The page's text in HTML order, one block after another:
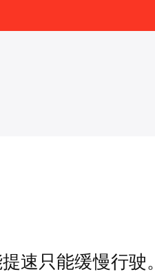
速只能缓慢行